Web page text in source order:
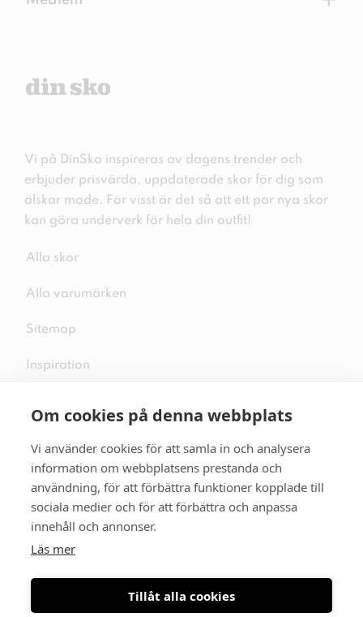
Om cookies på denna webbplats
Vi använder cookies för att samla in och analysera
information om webbplatsens prestanda och
användning, för att förbättra funktioner kopplade till
sociala medier och för att förbättra och anpassa
innehåll och annonser.
Läs mer
Tillåt alla cookies
Vi på DinSko inspireras av dagens trender och
erbjuder prisvärda, uppdaterade skor för dig som
älskar mode. För visst är det så att ett par nya skor
kan göra underverk för hela din outfit!
Alla skor
Alla varumärken
Sitemap
Inspiration
Följ oss på sociala medier
Se mer skor: skopunkten.se